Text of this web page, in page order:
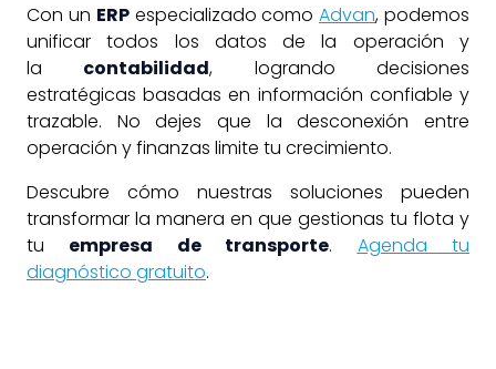
Con un ERPespecializado comoAdvan, podemos
unificar todos los datos de la operación y
la contabilidad, logrando decisiones
estratégicas basadas en información confiable y
trazable. No dejes que la desconexión entre
operación y finanzas limite tu crecimiento.
Descubre cómo nuestras soluciones pueden
transformar la manera en que gestionas tu flota y
tu empresa de transporte. Agenda tu
diagnóstico gratuito.